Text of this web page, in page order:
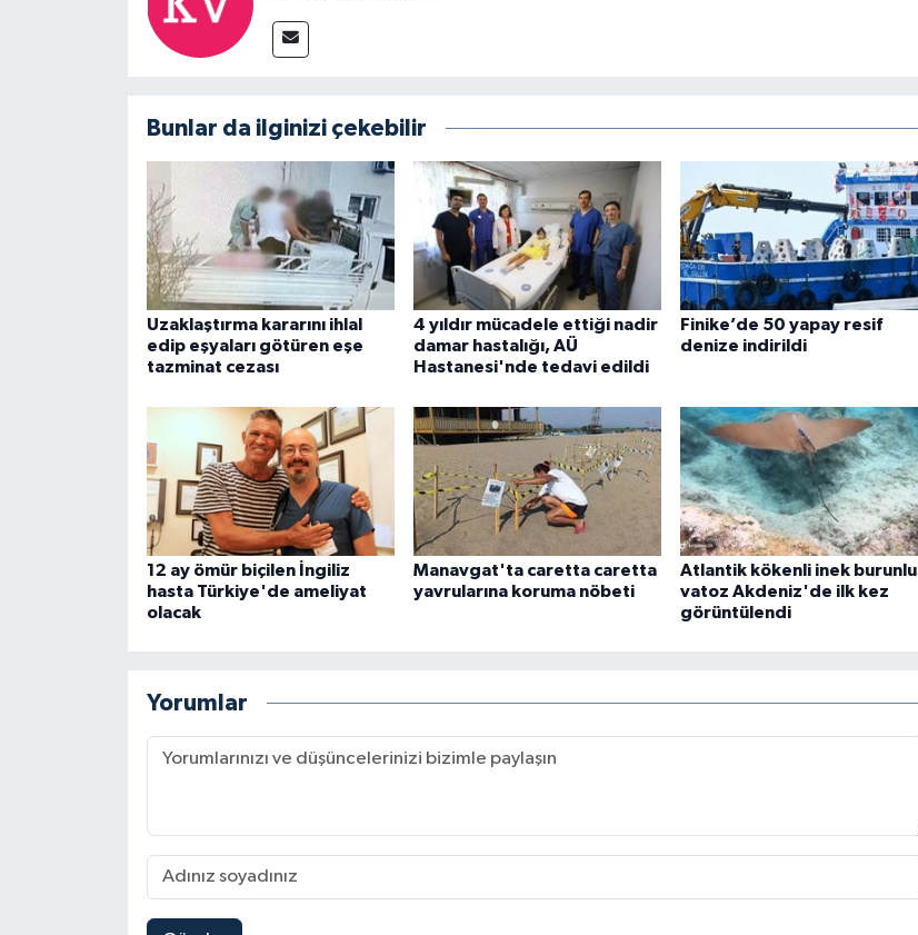
Bunlar da ilginizi çekebilir
Uzaklaştırma kararını ihlal
edip eşyaları götüren eşe
tazminat cezası
4 yıldır mücadele ettiği nadir
damar hastalığı, AÜ
Hastanesi'nde tedavi edildi
Finike’de 50 yapay resif
denize indirildi
12 ay ömür biçilen İngiliz
hasta Türkiye'de ameliyat
olacak
Manavgat'ta caretta caretta
yavrularına koruma nöbeti
Atlantik kökenli inek burunlu
vatoz Akdeniz'de ilk kez
görüntülendi
Yorumlar